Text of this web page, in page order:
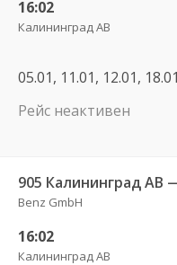
16:02
Калининград АВ
Рейс неактивен
905 Калининград
Benz GmbH
16:02
Калининград АВ